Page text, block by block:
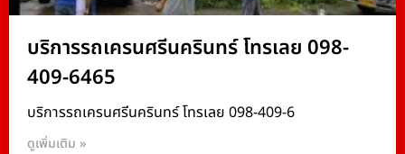
บริการรถเครนศรีนครินทร์ โทรเลย 098-
409-6465
บริการรถเครนศรีนครินทร์ โทรเลย 098-409-6
ดูเพิ่มเติม »